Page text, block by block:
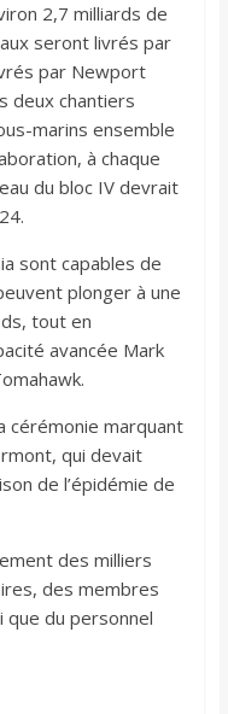
2,7 milliards de
seront livrés par
par Newport
deux chantiers
marins ensemble
à chaque
du bloc IV devrait
sont capables de
plonger à une
tout en
avancée Mark
cérémonie marquant
qui devait
de l’épidémie de
des milliers
des membres
que du personnel